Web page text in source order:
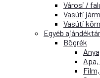
Városi /
Vasúti
Vasúti
Egyéb
Bögrék